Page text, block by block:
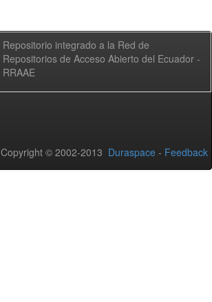
Repositorio integrado a la Red de
Repositorios de Acceso Abierto del Ecuador -
RRAAE
Copyright © 2002-2013 Duraspace - Feedback